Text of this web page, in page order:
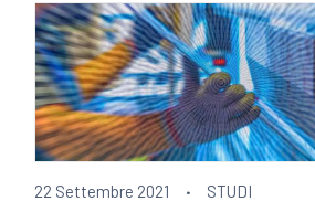
22 Settembre 2021 · STUDI